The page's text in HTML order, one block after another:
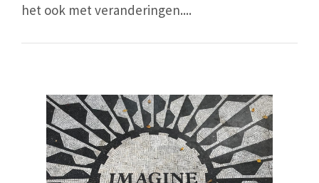
het ook met veranderingen....